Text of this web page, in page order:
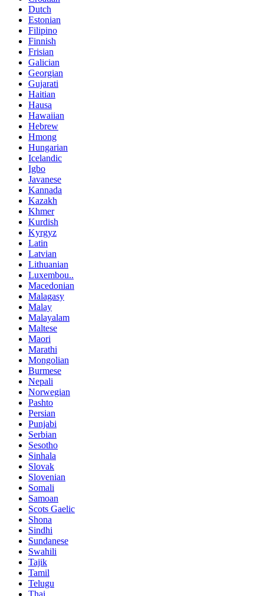
Dutch
Estonian
Filipino
Finnish
Frisian
Galician
Georgian
Gujarati
Haitian
Hausa
Hawaiian
Hebrew
Hmong
Hungarian
Icelandic
Igbo
Javanese
Kannada
Kazakh
Khmer
Kurdish
Kyrgyz
Latin
Latvian
Lithuanian
Luxembou..
Macedonian
Malagasy
Malay
Malayalam
Maltese
Maori
Marathi
Mongolian
Burmese
Nepali
Norwegian
Pashto
Persian
Punjabi
Serbian
Sesotho
Sinhala
Slovak
Slovenian
Somali
Samoan
Scots Gaelic
Shona
Sindhi
Sundanese
Swahili
Tajik
Tamil
Telugu
Thai